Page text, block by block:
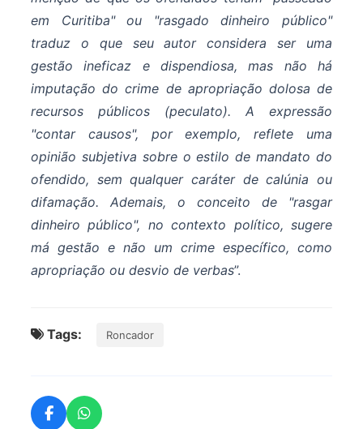
em Curitiba" ou "rasgado dinheiro público"
traduz o que seu autor considera ser uma
gestão ineficaz e dispendiosa, mas não há
imputação do crime de apropriação dolosa de
recursos públicos (peculato). A expressão
"contar causos", por exemplo, reflete uma
opinião subjetiva sobre o estilo de mandato do
ofendido, sem qualquer caráter de calúnia ou
difamação. Ademais, o conceito de "rasgar
dinheiro público", no contexto político, sugere
má gestão e não um crime específico, como
apropriação ou desvio de verbas”.
Tags: Roncador